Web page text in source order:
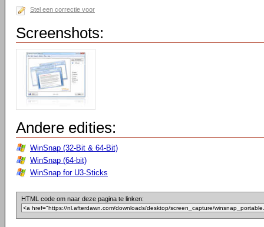
Stel een correctie voor
Screenshots:
Andere edities:
WinSnap (32-Bit & 64-Bit)
WinSnap (64-bit)
WinSnap for U3-Sticks
HTML code om naar deze pagina te linken: